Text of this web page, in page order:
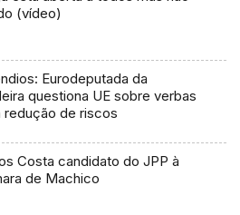
(vídeo)
Eurodeputada da
questiona UE sobre verbas
redução de riscos
Costa candidato do JPP à
de Machico